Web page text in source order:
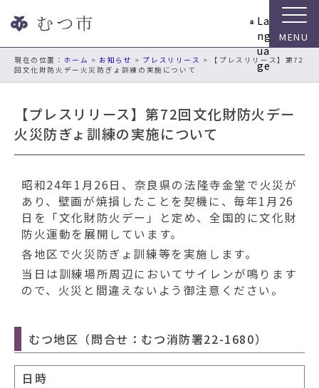
ビ
La
ng
ua
ge
現在の位置： ホーム > お知らせ > プレスリリース > 【プレスリリース】第72
回文化財防火デー火災防ぎょ訓練の実施について
【プレスリリース】第72回文化財防火デー
火災防ぎょ訓練の実施について
昭和24年1月26日、奈良県の法隆寺金堂で火災が
あり、壁画が焼損したことを契機に、毎年1月26
日を「文化財防火デー」と定め、全国的に文化財
防火運動を展開しています。
各地区で火災防ぎょ訓練等を実施します。
当日は訓練場所周辺においてサイレンが鳴ります
ので、火災と間違えないよう御注意ください。
むつ地区（問合せ：むつ消防署22-1680）
日時